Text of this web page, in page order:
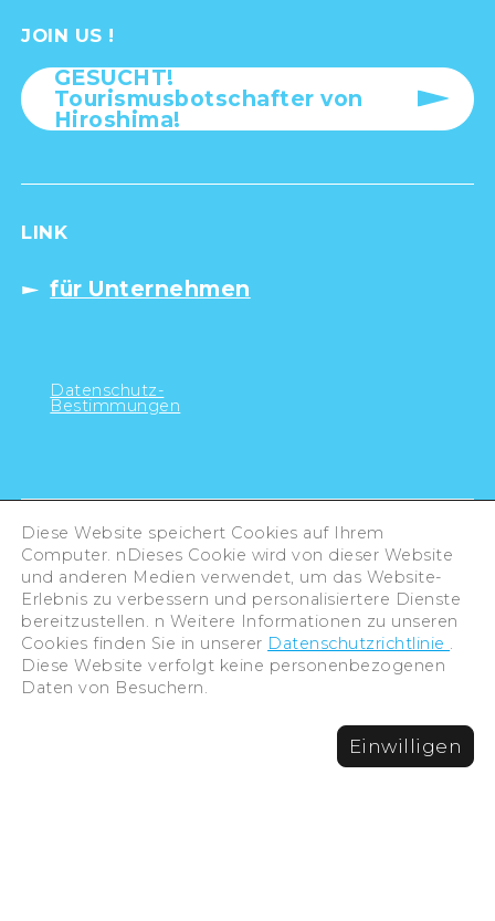
JOIN US !
GESUCHT!
Tourismusbotschafter von
Hiroshima!
LINK
für Unternehmen
Datenschutz-
Bestimmungen
©Hiroshima Tourism Association /
Hiroshima Prefecture / Hiroshima City .
Diese Website speichert Cookies auf Ihrem
Computer. nDieses Cookie wird von dieser Website
und anderen Medien verwendet, um das Website-
Erlebnis zu verbessern und personalisiertere Dienste
bereitzustellen. n Weitere Informationen zu unseren
Cookies finden Sie in unserer Datenschutzrichtlinie .
Diese Website verfolgt keine personenbezogenen
Daten von Besuchern.
Einwilligen